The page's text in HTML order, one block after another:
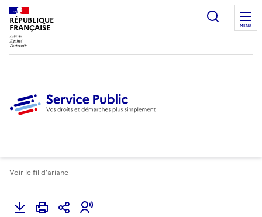
RÉPUBLIQUE
FRANÇAISE
Ouvrir
MENU
Voir le fil d'ariane